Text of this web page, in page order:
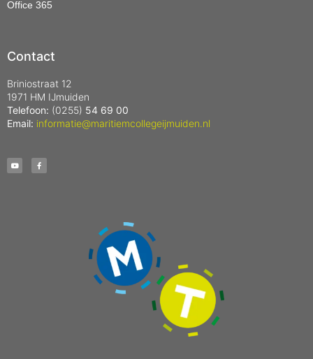
Office 365
Contact
Briniostraat 12
1971 HM IJmuiden
Telefoon: (0255) 54 69 00
Email: informatie@maritiemcollegeijmuiden.nl